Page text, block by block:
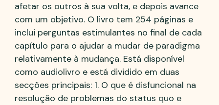
afetar os outros à sua volta, e depois avance
com um objetivo. O livro tem 254 páginas e
inclui perguntas estimulantes no final de cada
capítulo para o ajudar a mudar de paradigma
relativamente à mudança. Está disponível
como audiolivro e está dividido em duas
secções principais: 1. O que é disfuncional na
resolução de problemas do status quo e